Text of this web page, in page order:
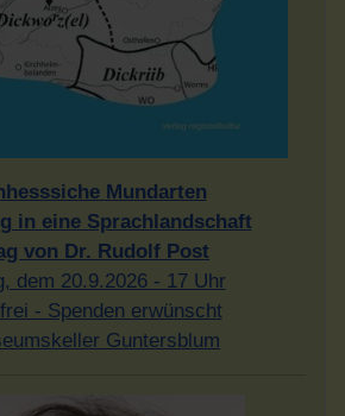
Mundarten
in eine Sprachlandschaft
von Dr. Rudolf Post
dem 20.9.2026 - 17 Uhr
- Spenden erwünscht
Guntersblum